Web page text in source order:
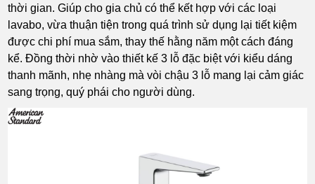
thời gian. Giúp cho gia chủ có thể kết hợp với các loại
lavabo, vừa thuận tiện trong quá trình sử dụng lại tiết kiệm
được chi phí mua sắm, thay thế hằng năm một cách đáng
kể. Đồng thời nhờ vào thiết kế 3 lỗ đặc biệt với kiểu dáng
thanh mãnh, nhẹ nhàng mà vòi chậu 3 lỗ mang lại cảm giác
sang trọng, quý phái cho người dùng.